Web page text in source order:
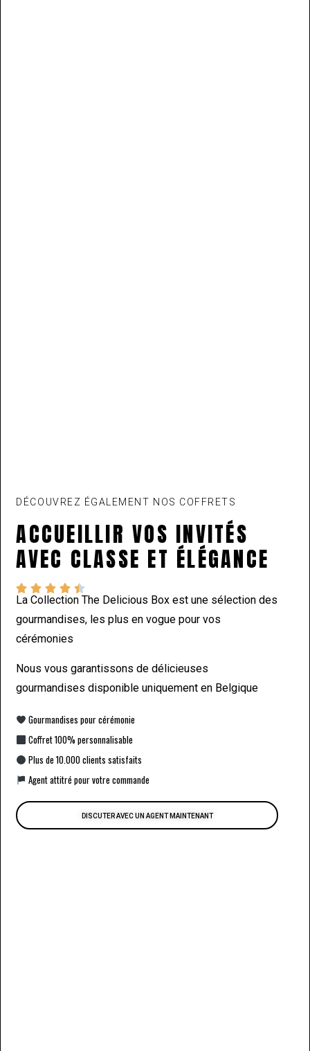
DÉCOUVREZ ÉGALEMENT NOS COFFRETS
ACCUEILLIR VOS INVITÉS
AVEC CLASSE ET ÉLÉGANCE
    
La Collection The Delicious Box est une sélection des
gourmandises, les plus en vogue pour vos
cérémonies
Nous vous garantissons de délicieuses
gourmandises disponible uniquement en Belgique
Gourmandises pour cérémonie
Coffret 100% personnalisable
Plus de 10.000 clients satisfaits
Agent attitré pour votre commande
DISCUTER AVEC UN AGENT MAINTENANT